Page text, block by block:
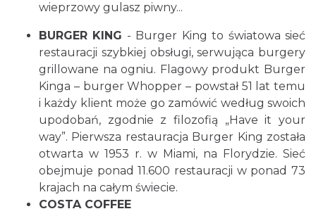
wieprzowy gulasz piwny...
BURGER KING - Burger King to światowa sieć
restauracji szybkiej obsługi, serwująca burgery
grillowane na ogniu. Flagowy produkt Burger
Kinga – burger Whopper – powstał 51 lat temu
i każdy klient może go zamówić według swoich
upodobań, zgodnie z filozofią „Have it your
way”. Pierwsza restauracja Burger King została
otwarta w 1953 r. w Miami, na Florydzie. Sieć
obejmuje ponad 11.600 restauracji w ponad 73
krajach na całym świecie.
COSTA COFFEE